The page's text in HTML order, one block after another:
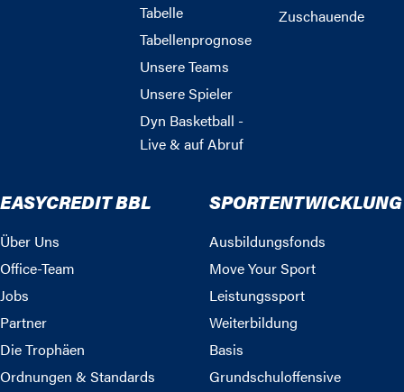
Tabelle
Tabellenprognose
Unsere Teams
Unsere Spieler
Dyn Basketball -
Live & auf Abruf
Zuschauende
EASYCREDIT BBL
Über Uns
Office-Team
Jobs
Partner
Die Trophäen
Ordnungen & Standards
SPORTENTWICKLUNG
Ausbildungsfonds
Move Your Sport
Leistungssport
Weiterbildung
Basis
Grundschuloffensive